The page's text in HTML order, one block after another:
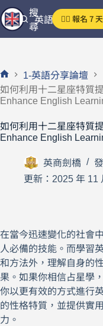
跳
至
主
容
英語分享論壇
搜
尋
👉🏻 報名 7
首
頁
1-英語分享論壇
如何利用十二星座特質
Enhance English
如何利用十二星座特質
Enhance English
英商劍橋
更新：2025 年 11
在當今迅速變化的社會
人必備的技能。而學習
和方法外，理解自身的
果。如果你相信占星學，
你以更有效的方式進行
的性格特質，並提供實
力。